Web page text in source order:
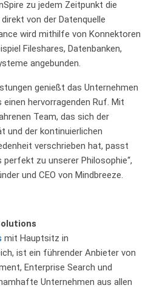
zu jedem Zeitpunkt die
von der Datenquelle
wird mithilfe von Konnektoren
Fileshares, Datenbanken,
angebunden.
genießt das Unternehmen
hervorragenden Ruf. Mit
Team, das sich der
und der kontinuierlichen
verschrieben hat, passt
zu unserer Philosophie“,
und CEO von Mindbreeze.
mit Hauptsitz in
ist ein führender Anbieter von
Enterprise Search und
Unternehmen aus allen